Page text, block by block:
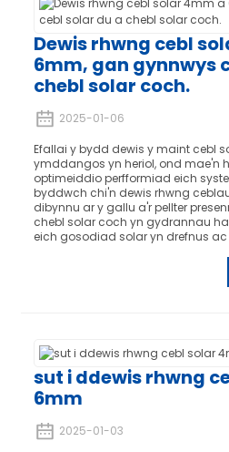
Dewis rhwng cebl
6mm, gan gynnwys
chebl solar coch.
2025-01-06
Efallai y bydd dewis y maint cebl
ymddangos yn heriol, ond mae'n
optimeiddio perfformiad eich
byddwch chi'n dewis rhwng
dibynnu ar y gallu a'r pellter
chebl solar coch yn gydrannau
eich gosodiad solar yn drefnus
sut i ddewis rhwng
6mm
2025-01-03